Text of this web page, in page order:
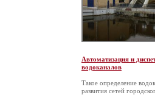
Автоматизация и
водоканалов
Такое определение
развития сетей